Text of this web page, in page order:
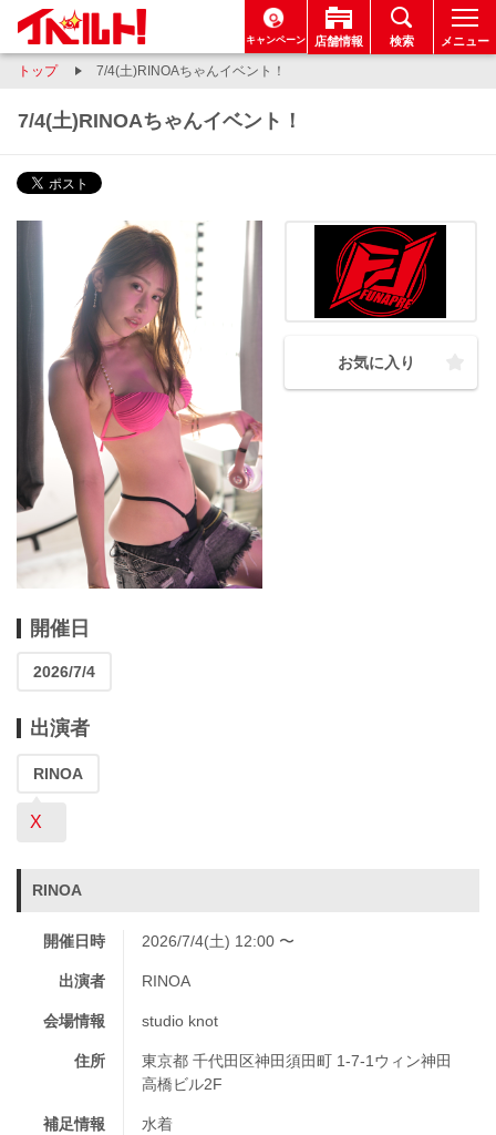
キャンペーン 店舗情報 検索 メニュー
トップ 7/4(土)RINOAちゃんイベント！
7/4(土)RINOAちゃんイベント！
お気に入り
開催日
2026/7/4
出演者
RINOA
X
RINOA
開催日時 2026/7/4(土) 12:00 〜
出演者 RINOA
会場情報 studio knot
住所
東京都 千代田区神田須田町 1-7-1ウィン神田
高橋ビル2F
補足情報 水着